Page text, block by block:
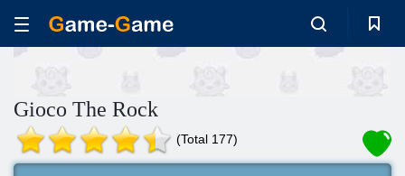
Gioco The Rock
(Total 177)